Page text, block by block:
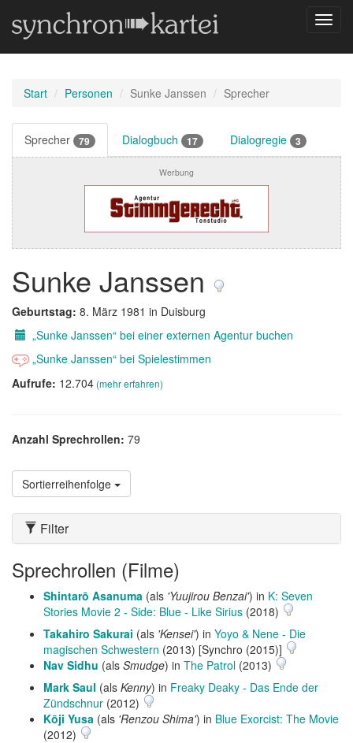
Start Personen Sunke Janssen Sprecher
Sprecher 79 Dialogbuch 17 Dialogregie 3
Werbung
Sunke Janssen
Geburtstag: 8. März 1981 in Duisburg
„Sunke Janssen“ bei einer externen Agentur buchen
„Sunke Janssen“ bei Spielestimmen
Aufrufe: 12.704(mehr erfahren)
Anzahl Sprechrollen: 79
Sortierreihenfolge
Filter
Sprechrollen (Filme)
Shintarō Asanuma (als 'Yuujirou Benzai') in K: Seven
Stories Movie 2 - Side: Blue - Like Sirius (2018)
Takahiro Sakurai (als 'Kensei') in Yoyo & Nene - Die
magischen Schwestern (2013) [Synchro (2015)]
Nav Sidhu (als Smudge) in The Patrol (2013)
Mark Saul (als Kenny) in Freaky Deaky - Das Ende der
Zündschnur (2012)
Kōji Yusa (als 'Renzou Shima') in Blue Exorcist: The Movie
(2012)